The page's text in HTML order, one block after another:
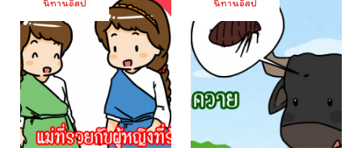
นิทานอีสป นิทานอีสป